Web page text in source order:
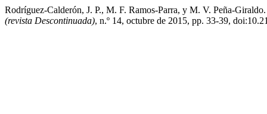
Rodríguez-Calderón, J. P., M. F. Ramos-Parra, y M. V. Peña-
(revista Descontinuada), n.º 14, octubre de 2015, pp. 33-39,